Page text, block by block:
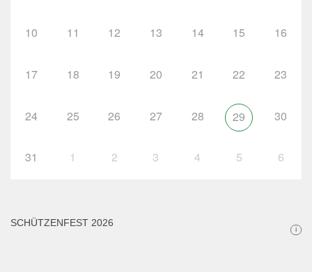
10 11 12 13 14 15 16
17 18 19 20 21 22 23
24 25 26 27 28 29 30
31 1 2 3 4 5 6
SCHÜTZENFEST 2026
i